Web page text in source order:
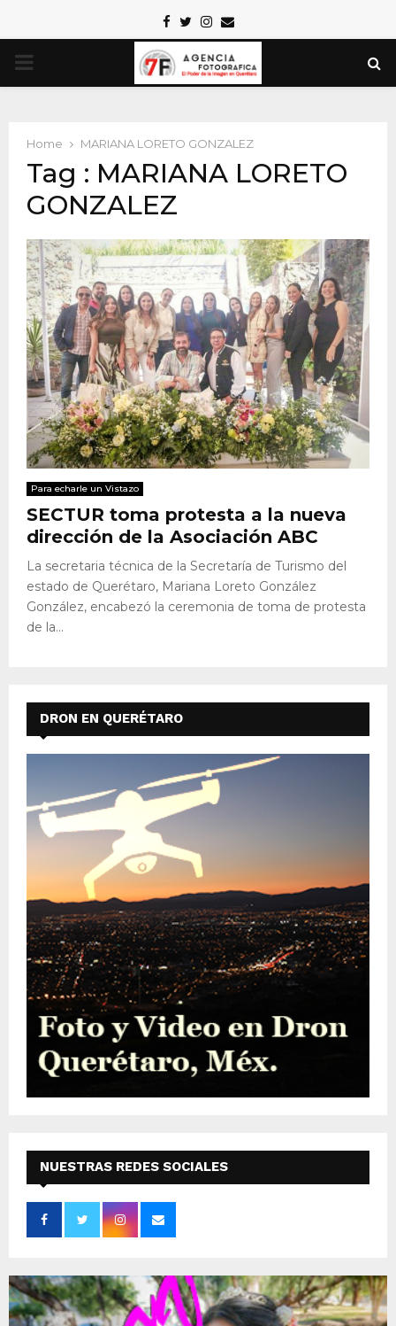
Facebook
TwitterInstagram
Email
PRIMARY
Home MARIANA LORETO GONZALEZ
Tag : MARIANA LORETO
GONZALEZ
Para echarle un Vistazo
SECTUR toma protesta a la nueva
dirección de la Asociación ABC
La secretaria técnica de la Secretaría de Turismo del
estado de Querétaro, Mariana Loreto González
González, encabezó la ceremonia de toma de protesta
de la...
DRON EN QUERÉTARO
NUESTRAS REDES SOCIALES